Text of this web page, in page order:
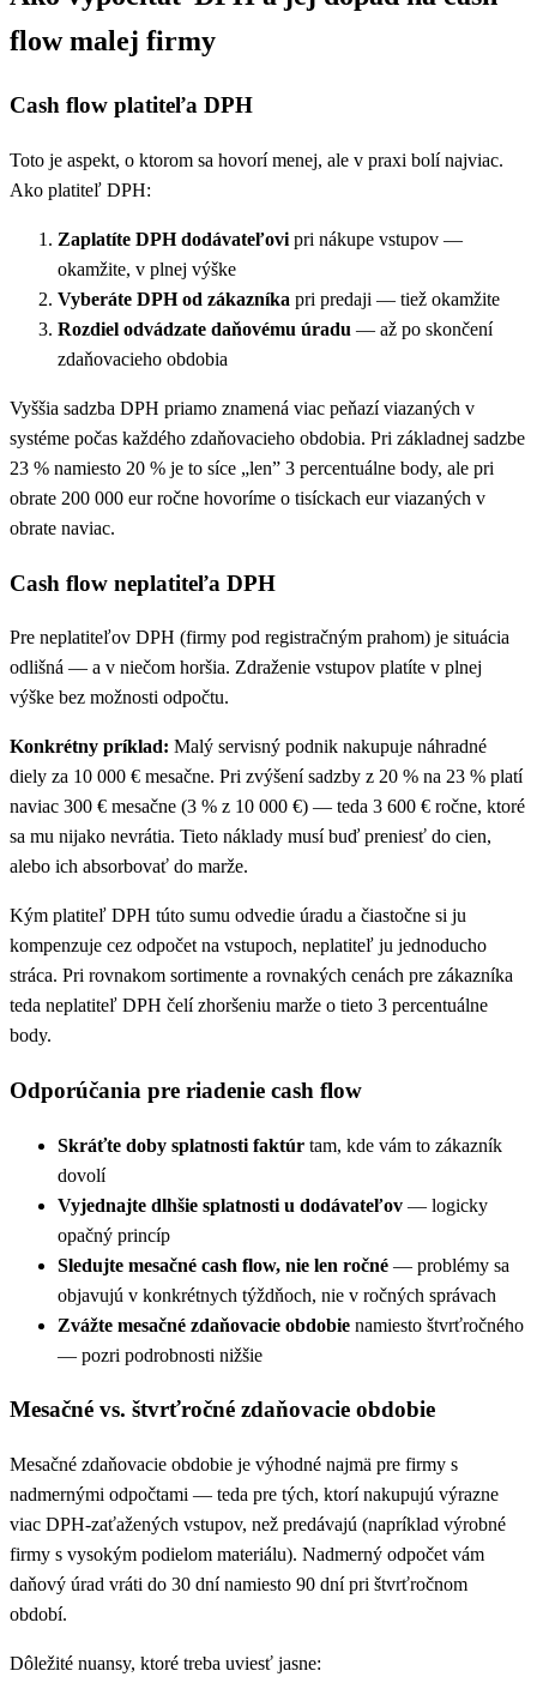
flow malej firmy
Cash flow platiteľa DPH
Toto je aspekt, o ktorom sa hovorí menej, ale v praxi bolí najviac.
Ako platiteľ DPH:
Zaplatíte DPH dodávateľovi pri nákupe vstupov —
okamžite, v plnej výške
Vyberáte DPH od zákazníka pri predaji — tiež okamžite
Rozdiel odvádzate daňovému úradu — až po skončení
zdaňovacieho obdobia
Vyššia sadzba DPH priamo znamená viac peňazí viazaných v
systéme počas každého zdaňovacieho obdobia. Pri základnej sadzbe
23 % namiesto 20 % je to síce „len” 3 percentuálne body, ale pri
obrate 200 000 eur ročne hovoríme o tisíckach eur viazaných v
obrate naviac.
Cash flow neplatiteľa DPH
Pre neplatiteľov DPH (firmy pod registračným prahom) je situácia
odlišná — a v niečom horšia. Zdraženie vstupov platíte v plnej
výške bez možnosti odpočtu.
Konkrétny príklad: Malý servisný podnik nakupuje náhradné
diely za 10 000 € mesačne. Pri zvýšení sadzby z 20 % na 23 % platí
naviac 300 € mesačne (3 % z 10 000 €) — teda 3 600 € ročne, ktoré
sa mu nijako nevrátia. Tieto náklady musí buď preniesť do cien,
alebo ich absorbovať do marže.
Kým platiteľ DPH túto sumu odvedie úradu a čiastočne si ju
kompenzuje cez odpočet na vstupoch, neplatiteľ ju jednoducho
stráca. Pri rovnakom sortimente a rovnakých cenách pre zákazníka
teda neplatiteľ DPH čelí zhoršeniu marže o tieto 3 percentuálne
body.
Odporúčania pre riadenie cash flow
Skráťte doby splatnosti faktúr tam, kde vám to zákazník
dovolí
Vyjednajte dlhšie splatnosti u dodávateľov — logicky
opačný princíp
Sledujte mesačné cash flow, nie len ročné — problémy sa
objavujú v konkrétnych týždňoch, nie v ročných správach
Zvážte mesačné zdaňovacie obdobie namiesto štvrťročného
— pozri podrobnosti nižšie
Mesačné vs. štvrťročné zdaňovacie obdobie
Mesačné zdaňovacie obdobie je výhodné najmä pre firmy s
nadmernými odpočtami — teda pre tých, ktorí nakupujú výrazne
viac DPH-zaťažených vstupov, než predávajú (napríklad výrobné
firmy s vysokým podielom materiálu). Nadmerný odpočet vám
daňový úrad vráti do 30 dní namiesto 90 dní pri štvrťročnom
období.
Dôležité nuansy, ktoré treba uviesť jasne: